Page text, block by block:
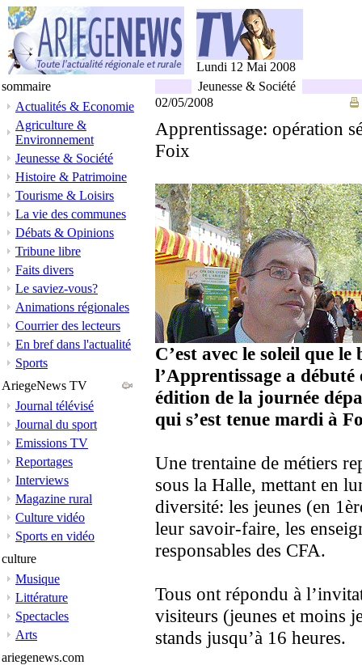
Lundi 12 Mai 2008
sommaire
Actualités & Economie
Agriculture &
Environnement
Jeunesse & Société
Histoire & Patrimoine
Tourisme & Loisirs
La vie des communes
Débats & Opinions
Tribune libre
Faits divers
Le saviez-vous?
Animations régionales
Courrier des lecteurs
En bref dans l'actualité
Sports
AriegeNews TV
Journal télévisé
Journal du sport
Emissions TV
Reportages
Interviews
Magazine rural
Culture vidéo
Sports en vidéo
culture
Musique
Littérature
Spectacles
Arts
ariegenews.com
Jeunesse & Société
02/05/2008
Apprentissage: opération
Foix
C’est avec le soleil que
l’Apprentissage a
édition de la journée
qui s’est tenue mardi à
Une trentaine de métiers
sous la Halle, mettant en
diversité: les jeunes (en
leur savoir-faire, les
responsables des CFA.
Tous ont répondu à
visiteurs (jeunes et moins
stands jusqu’à 16 heures.